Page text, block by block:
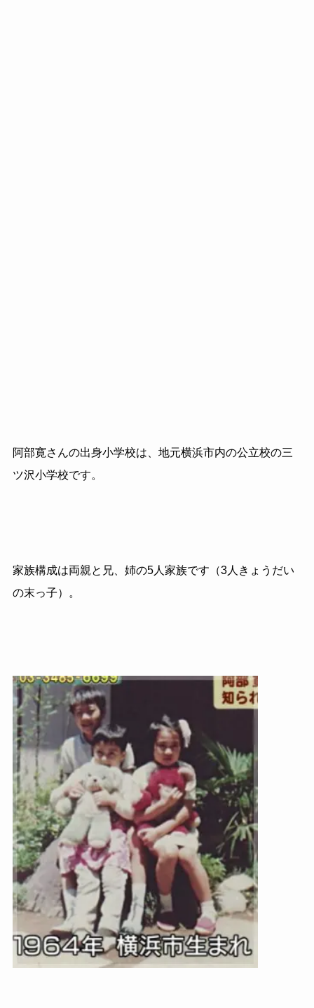
阿部寛さんの出身小学校は、地元横浜市内の公立校の三
ツ沢小学校です。
家族構成は両親と兄、姉の5人家族です（3人きょうだい
の末っ子）。